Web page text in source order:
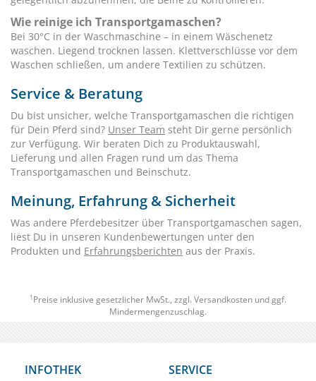
Wie reinige ich Transportgamaschen?
Bei 30°C in der Waschmaschine – in einem Wäschenetz
waschen. Liegend trocknen lassen. Klettverschlüsse vor dem
Waschen schließen, um andere Textilien zu schützen.
Service & Beratung
Du bist unsicher, welche Transportgamaschen die richtigen
für Dein Pferd sind? Unser Team steht Dir gerne persönlich
zur Verfügung. Wir beraten Dich zu Produktauswahl,
Lieferung und allen Fragen rund um das Thema
Transportgamaschen und Beinschutz.
Meinung, Erfahrung & Sicherheit
Was andere Pferdebesitzer über Transportgamaschen sagen,
liest Du in unseren Kundenbewertungen unter den
Produkten und Erfahrungsberichten aus der Praxis.
1 Preise inklusive gesetzlicher MwSt., zzgl. Versandkosten und ggf.
Mindermengenzuschlag.
INFOTHEK SERVICE